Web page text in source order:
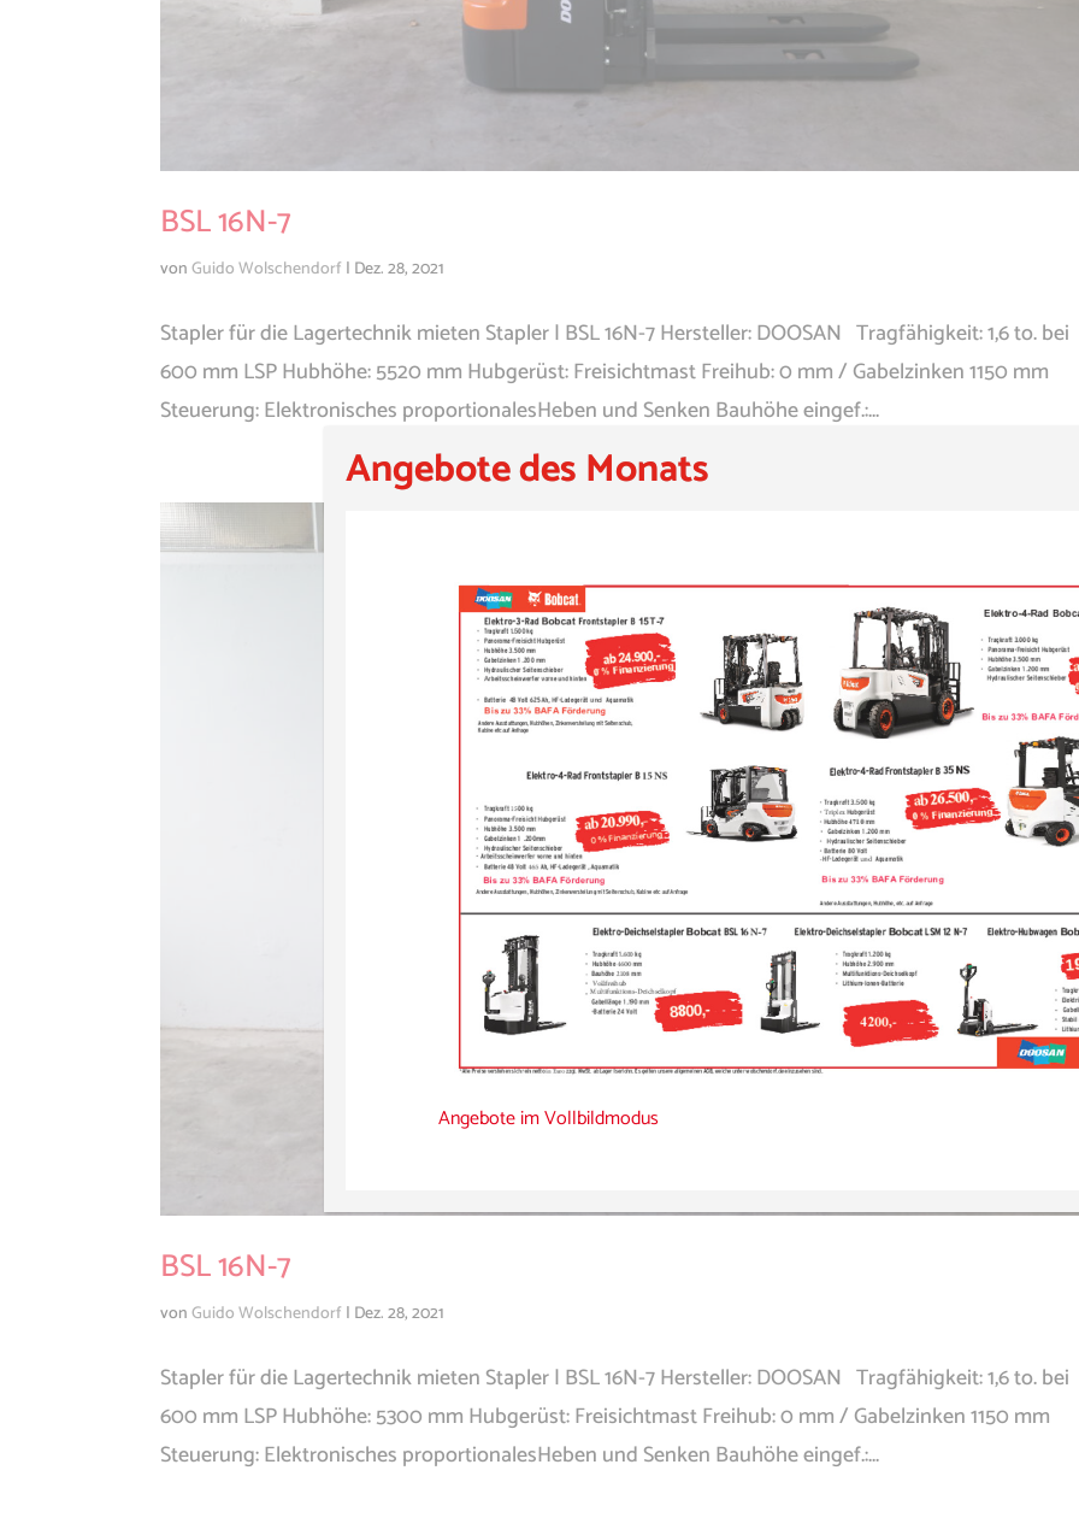
BSL 16N-7
vonGuido Wolschendorf | Dez. 28, 2021
Stapler für die Lagertechnik mieten Stapler | BSL 16N-7 Hersteller: DOOSAN Tragfähigkeit: 1,6 to. bei
600 mm LSP Hubhöhe: 5520 mm Hubgerüst: Freisichtmast Freihub: 0 mm / Gabelzinken 1150 mm
Steuerung: Elektronisches proportionalesHeben und Senken Bauhöhe eingef.:...
BSL 16N-7
vonGuido Wolschendorf | Dez. 28, 2021
Stapler für die Lagertechnik mieten Stapler | BSL 16N-7 Hersteller: DOOSAN Tragfähigkeit: 1,6 to. bei
600 mm LSP Hubhöhe: 5300 mm Hubgerüst: Freisichtmast Freihub: 0 mm / Gabelzinken 1150 mm
Steuerung: Elektronisches proportionalesHeben und Senken Bauhöhe eingef.:...
Angebote des Monats
Angebote im Vollbildmodus